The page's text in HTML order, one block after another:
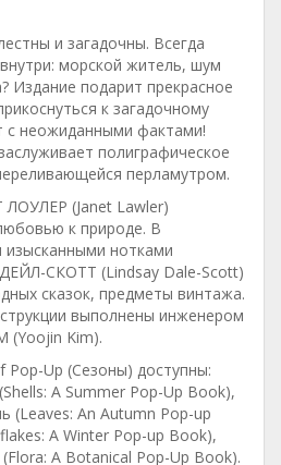
и загадочны. Всегда
морской житель, шум
Издание подарит прекрасное
к загадочному
с неожиданными фактами!
полиграфическое
перламутром.
(Janet Lawler)
к природе. В
изысканными нотками
СКОТТ (Lindsay Dale-Scott)
сказок, предметы винтажа.
выполнены инженером
Kim).
Pop-Up (Сезоны) доступны:
A Summer Pop-Up Book),
(Leaves: An Autumn Pop-up
A Winter Pop-up Book),
A Botanical Pop-Up Book).